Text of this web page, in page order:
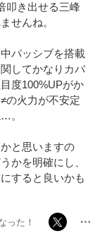
叩き出せる三峰
せんね。
パッシブを搭載
してかなりカバ
度100%UPがか
の火力が不安定
。
と思いますの
かを明確にし、
すると良いかも
った！